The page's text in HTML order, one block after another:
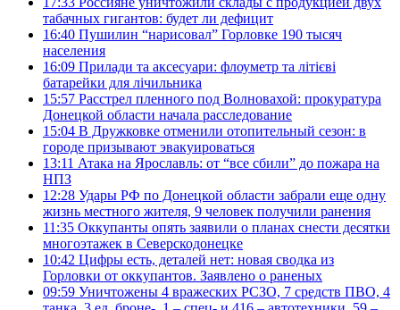
табачных гигантов: будет ли дефицит
16:40 Пушилин “нарисовал” Горловке 190 тысяч
населения
16:09 Прилади та аксесуари: флоуметр та літієві
батарейки для лічильника
15:57 Расстрел пленного под Волновахой: прокуратура
Донецкой области начала расследование
15:04 В Дружковке отменили отопительный сезон: в
городе призывают эвакуироваться
13:11 Атака на Ярославль: от “все сбили” до пожара на
НПЗ
12:28 Удары РФ по Донецкой области забрали еще одну
жизнь местного жителя, 9 человек получили ранения
11:35 Оккупанты опять заявили о планах снести десятки
многоэтажек в Северскодонецке
10:42 Цифры есть, деталей нет: новая сводка из
Горловки от оккупантов. Заявлено о раненых
09:59 Уничтожены 4 вражеских РСЗО, 7 средств ПВО, 4